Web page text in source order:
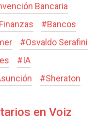
Bancaria
Finanzas #Bancos
#Osvaldo Serafini
#IA
#Sheraton
en Voiz